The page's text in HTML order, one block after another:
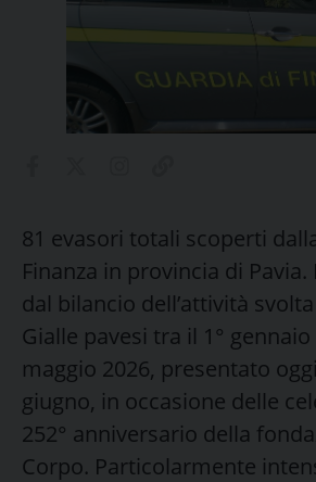
81 evasori totali scoperti
Finanza in provincia di
dal bilancio dell’attività
Gialle pavesi tra il 1° gennaio
maggio 2026, presentato
giugno, in occasione delle
252° anniversario della
Corpo. Particolarmente